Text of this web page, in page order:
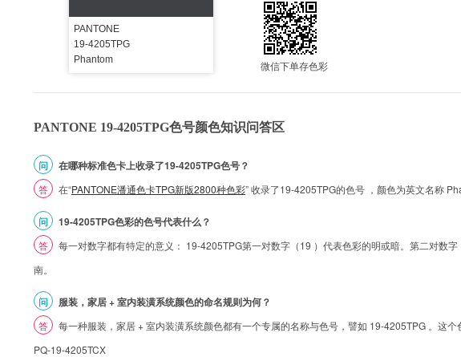
PANTONE
19-4205TPG
Phantom
微信下单存色彩
PANTONE 19-4205TPG色号颜色知识问答区
问 在哪种标准色卡上收录了19-4205TPG色号？
答 在“PANTONE潘通色卡TPG新版2800种色彩” 收录了19-4205TPG的色号 ，颜色为英文名称
问 19-4205TPG色彩的色号代表什么？
答
每一对数字都有特定的意义： 19-4205TPG第一对数字（19 ）代表色彩的明或暗。第二对数
南。
问 服装，家居 + 室内装潢系统颜色的命名规则为何？
答
每一种服装，家居 + 室内装潢系统颜色都有一个专属的名称与色号，譬如 19-4205TPG 。这
PQ-19-4205TCX